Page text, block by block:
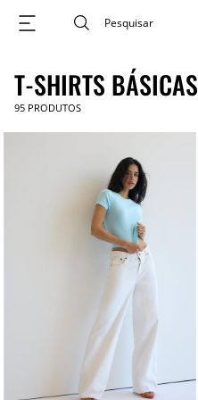
T-SHIRTS BÁSICAS
95 PRODUTOS